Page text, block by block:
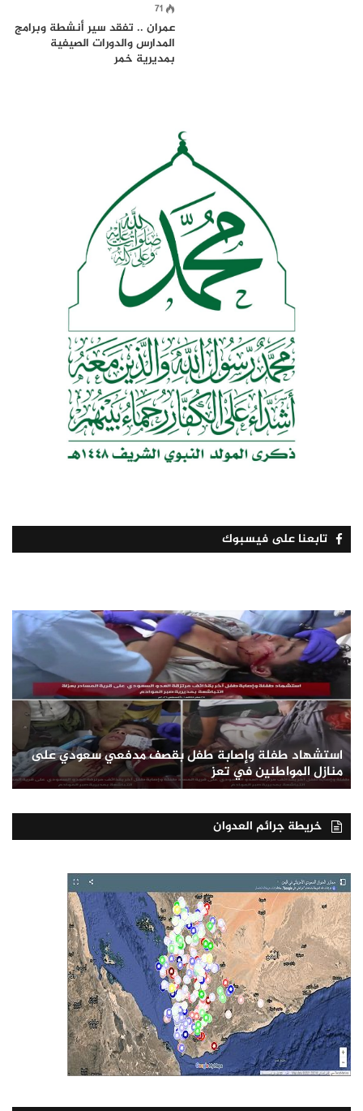
71
عمران .. تفقد سير أنشطة وبرامج
المدارس والدورات الصيفية
بمديرية خمر
تابعنا على فيسبوك
استشهاد طفلة وإصابة طفل بقصف مدفعي سعودي على
منازل المواطنين في تعز
خريطة جرائم العدوان